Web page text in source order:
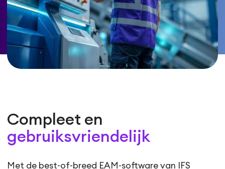
Compleet en
gebruiksvriendelijk
Met de best-of-breed EAM-software van IFS